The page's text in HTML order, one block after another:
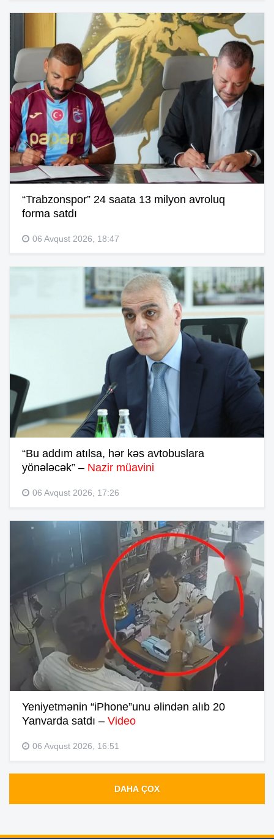
“Trabzonspor” 24 saata 13 milyon avroluq
forma satdı
06 Avqust 2026, 18:47
“Bu addım atılsa, hər kəs avtobuslara
yönələcək” – Nazir müavini
06 Avqust 2026, 17:26
Yeniyetmənin “iPhone”unu əlindən alıb 20
Yanvarda satdı – Video
06 Avqust 2026, 16:51
DAHA ÇOX